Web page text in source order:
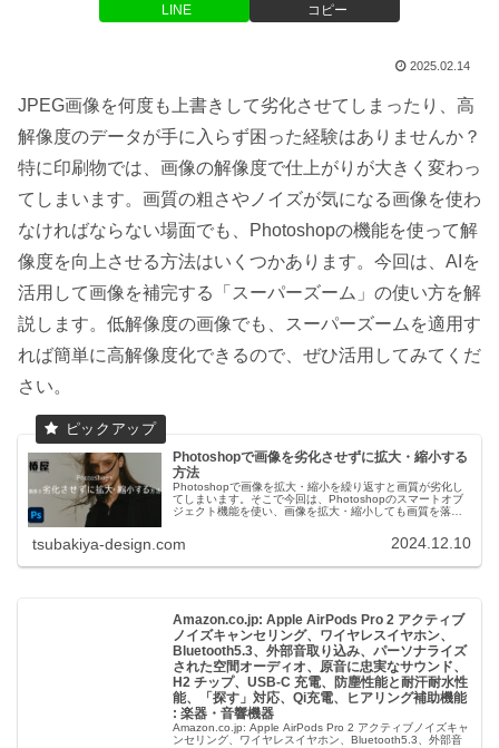
LINE コピー
2025.02.14
JPEG画像を何度も上書きして劣化させてしまったり、高
解像度のデータが手に入らず困った経験はありませんか？
特に印刷物では、画像の解像度で仕上がりが大きく変わっ
てしまいます。画質の粗さやノイズが気になる画像を使わ
なければならない場面でも、Photoshopの機能を使って解
像度を向上させる方法はいくつかあります。今回は、AIを
活用して画像を補完する「スーパーズーム」の使い方を解
説します。低解像度の画像でも、スーパーズームを適用す
れば簡単に高解像度化できるので、ぜひ活用してみてくだ
さい。
Photoshopで画像を劣化させずに拡大・縮小する
方法
Photoshopで画像を拡大・縮小を繰り返すと画質が劣化し
てしまいます。そこで今回は、Photoshopのスマートオブ
ジェクト機能を使い、画像を拡大・縮小しても画質を落と
tsubakiya-design.com 2024.12.10
Amazon.co.jp: Apple AirPods Pro 2 アクティブ
ノイズキャンセリング、ワイヤレスイヤホン、
Bluetooth5.3、外部音取り込み、パーソナライズ
された空間オーディオ、原音に忠実なサウンド、
H2 チップ、USB-C 充電、防塵性能と耐汗耐水性
能、「探す」対応、Qi充電、ヒアリング補助機能
: 楽器・音響機器
Amazon.co.jp: Apple AirPods Pro 2 アクティブノイズキャ
ンセリング、ワイヤレスイヤホン、Bluetooth5.3、外部音